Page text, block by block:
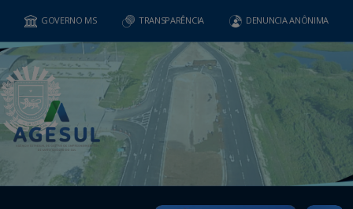
GOVERNO MS TRANSPARÊNCIA DENUNCIA ANÔNIMA